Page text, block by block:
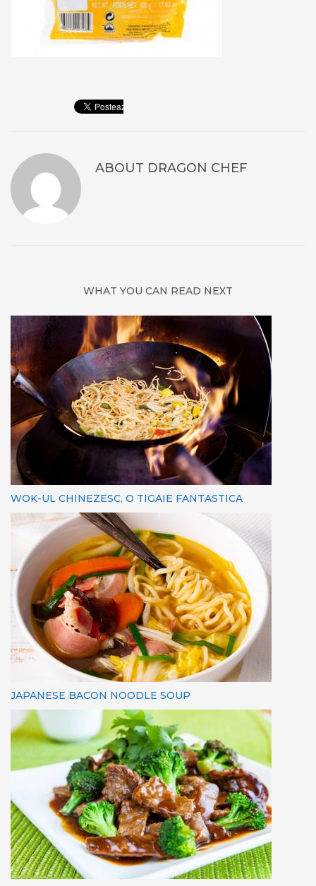
ABOUT DRAGON CHEF
WHAT YOU CAN READ NEXT
WOK-UL CHINEZESC, O TIGAIE FANTASTICA
JAPANESE BACON NOODLE SOUP